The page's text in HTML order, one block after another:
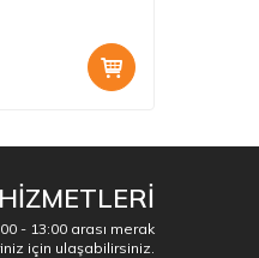
- 13:00 arası merak
için ulaşabilirsiniz.